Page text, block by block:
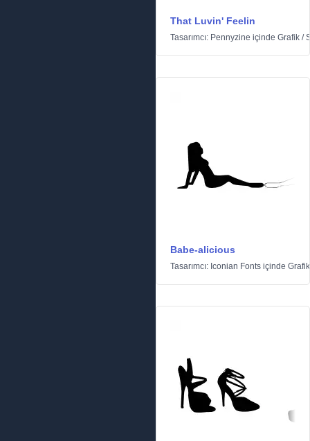
That Luvin' Feelin
Tasarımcı: Pennyzine içinde Grafik /
Babe-alicious
Tasarımcı: Iconian Fonts içinde Grafik